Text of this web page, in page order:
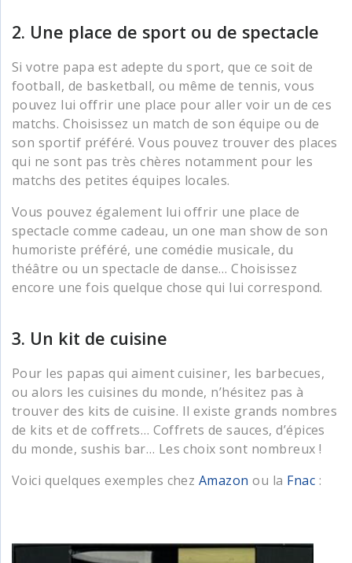
2. Une place de sport ou de spectacle
Si votre papa est adepte du sport, que ce soit de
football, de basketball, ou même de tennis, vous
pouvez lui offrir une place pour aller voir un de ces
matchs. Choisissez un match de son équipe ou de
son sportif préféré. Vous pouvez trouver des places
qui ne sont pas très chères notamment pour les
matchs des petites équipes locales.
Vous pouvez également lui offrir une place de
spectacle comme cadeau, un one man show de son
humoriste préféré, une comédie musicale, du
théâtre ou un spectacle de danse… Choisissez
encore une fois quelque chose qui lui correspond.
3. Un kit de cuisine
Pour les papas qui aiment cuisiner, les barbecues,
ou alors les cuisines du monde, n’hésitez pas à
trouver des kits de cuisine. Il existe grands nombres
de kits et de coffrets… Coffrets de sauces, d’épices
du monde, sushis bar… Les choix sont nombreux !
Voici quelques exemples chez Amazon ou la Fnac :